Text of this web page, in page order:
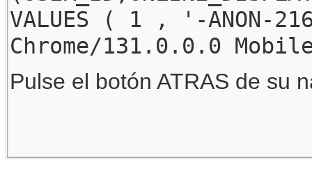
VALUES ( 1 , '-
Chrome/131.0.0.0
Pulse el botón ATRAS de su